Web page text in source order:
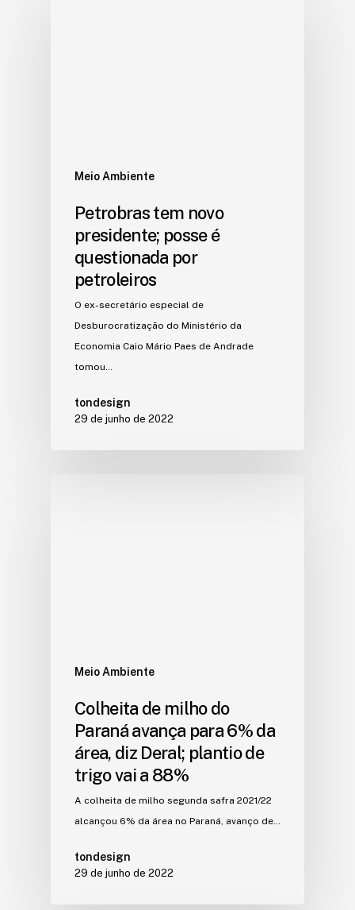
Meio Ambiente
Petrobras tem novo
presidente; posse é
questionada por
petroleiros
O ex-secretário especial de
Desburocratização do Ministério da
Economia Caio Mário Paes de Andrade
tomou…
tondesign
29 de junho de 2022
Meio Ambiente
Colheita de milho do
Paraná avança para 6% da
área, diz Deral; plantio de
trigo vai a 88%
A colheita de milho segunda safra 2021/22
alcançou 6% da área no Paraná, avanço de…
tondesign
29 de junho de 2022